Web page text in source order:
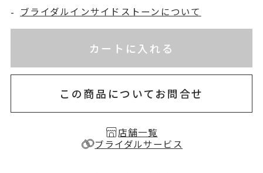
- ブライダルインサイドストーンについて
お届け目安：約2ヶ月以内カートに入れる
この商品についてお問合せ
店舗一覧
ブライダルサービス